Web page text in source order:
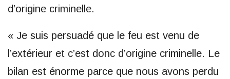
d’origine criminelle.
« Je suis persuadé que le feu est venu de
l’extérieur et c’est donc d’origine criminelle. Le
bilan est énorme parce que nous avons perdu